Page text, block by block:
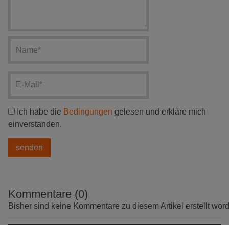
Ich habe die Bedingungen gelesen und erkläre mich
einverstanden.
Kommentare (0)
Bisher sind keine Kommentare zu diesem Artikel erstellt